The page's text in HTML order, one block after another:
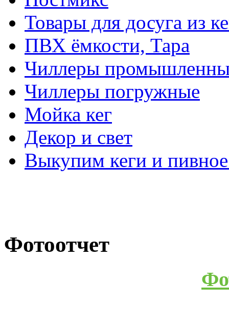
Товары для досуга из
ПВХ ёмкости, Тара
Чиллеры
Чиллеры погружные
Мойка кег
Декор и свет
Выкупим кеги и
Фотоотчет